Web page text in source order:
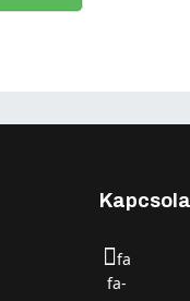
fa
fa-